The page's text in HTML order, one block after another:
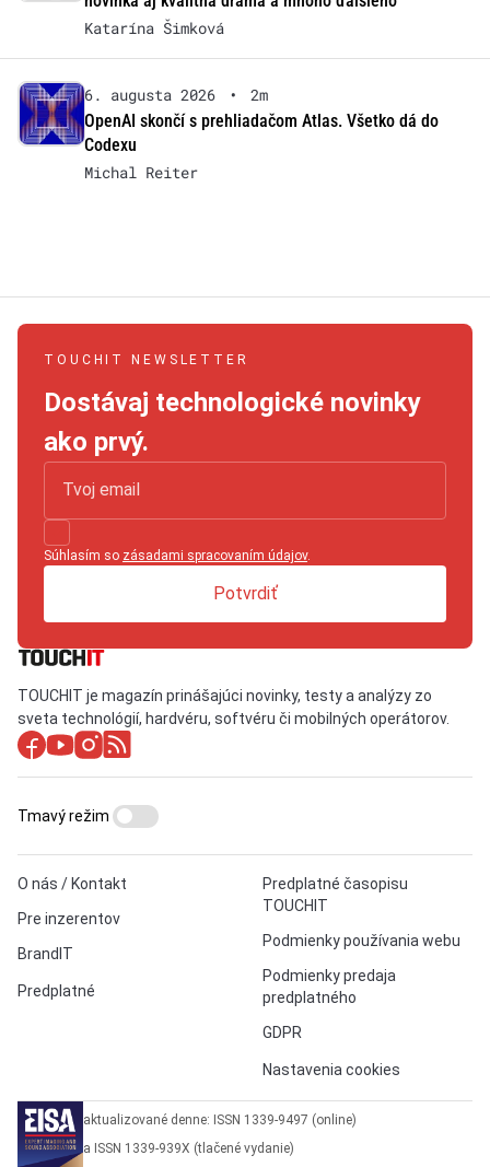
Katarína Šimková
6. augusta 2026 •
2m
OpenAI skončí s prehliadačom Atlas. Všetko dá do
Codexu
Michal Reiter
TOUCHIT NEWSLETTER
Dostávaj technologické novinky
ako prvý.
Súhlasím so zásadami spracovaním údajov.
Potvrdiť
TOUCHIT je magazín prinášajúci novinky, testy a analýzy zo
sveta technológií, hardvéru, softvéru či mobilných operátorov.
O nás / Kontakt
Pre inzerentov
BrandIT
Predplatné
Predplatné časopisu
TOUCHIT
Podmienky používania webu
Podmienky predaja
predplatného
GDPR
Nastavenia cookies
Tmavý režim
aktualizované denne: ISSN 1339-9497 (online)
a ISSN 1339-939X (tlačené vydanie)